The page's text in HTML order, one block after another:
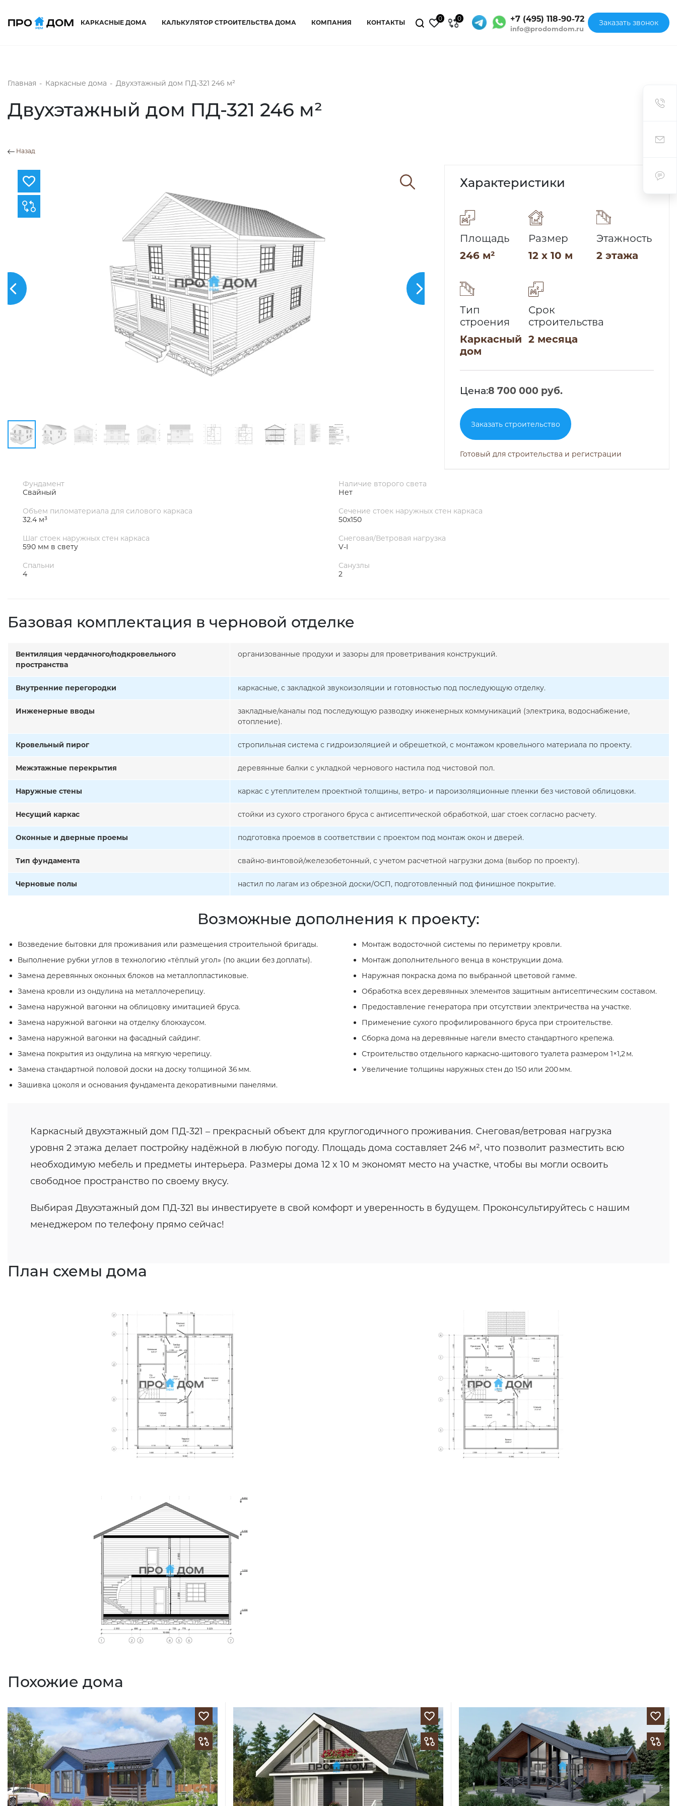
КАРКАСНЫЕ ДОМА КАЛЬКУЛЯТОР СТРОИТЕЛЬСТВА ДОМА КОМПАНИЯ КОНТАКТЫ
0 0 +7 (495) 118-90-72
info@prodomdom.ru
Заказать звонок
Главная - Каркасные дома - Двухэтажный дом ПД-321 246 м²
Двухэтажный дом ПД-321 246 м²
Назад
Характеристики
Площадь
246 м²
Размер
12 x 10 м
Этажность
2 этажа
Тип
строения
Каркасный
дом
Срок
строительства
2 месяца
Цена:8 700 000 руб.
Заказать строительство
Готовый для строительства и регистрации
Фундамент
Свайный
Наличие второго света
Нет
Объем пиломатериала для силового каркаса
32.4 м³
Сечение стоек наружных стен каркаса
50х150
Шаг стоек наружных стен каркаса
590 мм в свету
Снеговая/Ветровая нагрузка
V-I
Спальни
4
Санузлы
2
Базовая комплектация в черновой отделке
Вентиляция чердачного/подкровельного
пространства
организованные продухи и зазоры для проветривания конструкций.
Внутренние перегородки каркасные, с закладкой звукоизоляции и готовностью под последующую отделку.
Инженерные вводы
закладные/каналы под последующую разводку инженерных коммуникаций (электрика, водоснабжение,
отопление).
Кровельный пирог стропильная система с гидроизоляцией и обрешеткой, с монтажом кровельного материала по проекту.
Межэтажные перекрытия деревянные балки с укладкой чернового настила под чистовой пол.
Наружные стены каркас с утеплителем проектной толщины, ветро- и пароизоляционные пленки без чистовой облицовки.
Несущий каркас стойки из сухого строганого бруса с антисептической обработкой, шаг стоек согласно расчету.
Оконные и дверные проемы подготовка проемов в соответствии с проектом под монтаж окон и дверей.
Тип фундамента свайно-винтовой/железобетонный, с учетом расчетной нагрузки дома (выбор по проекту).
Черновые полы настил по лагам из обрезной доски/ОСП, подготовленный под финишное покрытие.
Возможные дополнения к проекту:
Возведение бытовки для проживания или размещения строительной бригады.
Выполнение рубки углов в технологию «тёплый угол» (по акции без доплаты).
Замена деревянных оконных блоков на металлопластиковые.
Замена кровли из ондулина на металлочерепицу.
Замена наружной вагонки на облицовку имитацией бруса.
Замена наружной вагонки на отделку блокхаусом.
Замена наружной вагонки на фасадный сайдинг.
Замена покрытия из ондулина на мягкую черепицу.
Замена стандартной половой доски на доску толщиной 36 мм.
Зашивка цоколя и основания фундамента декоративными панелями.
Монтаж водосточной системы по периметру кровли.
Монтаж дополнительного венца в конструкции дома.
Наружная покраска дома по выбранной цветовой гамме.
Обработка всех деревянных элементов защитным антисептическим составом.
Предоставление генератора при отсутствии электричества на участке.
Применение сухого профилированного бруса при строительстве.
Сборка дома на деревянные нагели вместо стандартного крепежа.
Строительство отдельного каркасно‑щитового туалета размером 1×1,2 м.
Увеличение толщины наружных стен до 150 или 200 мм.
Каркасный двухэтажный дом ПД-321 – прекрасный объект для круглогодичного проживания. Снеговая/ветровая нагрузка
уровня 2 этажа делает постройку надёжной в любую погоду. Площадь дома составляет 246 м², что позволит разместить всю
необходимую мебель и предметы интерьера. Размеры дома 12 x 10 м экономят место на участке, чтобы вы могли освоить
свободное пространство по своему вкусу.
Выбирая Двухэтажный дом ПД-321 вы инвестируете в свой комфорт и уверенность в будущем. Проконсультируйтесь с нашим
менеджером по телефону прямо сейчас!
План схемы дома
Похожие дома